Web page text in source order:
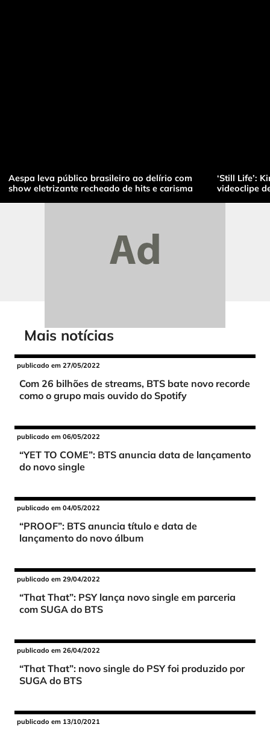
Aespa leva público brasileiro ao delírio com
show eletrizante recheado de hits e carisma
‘Still Life’:
videoclipe
Mais notícias
publicado em 27/05/2022
Com 26 bilhões de streams, BTS bate novo recorde
como o grupo mais ouvido do Spotify
publicado em 06/05/2022
“YET TO COME”: BTS anuncia data de lançamento
do novo single
publicado em 04/05/2022
“PROOF”: BTS anuncia título e data de
lançamento do novo álbum
publicado em 29/04/2022
“That That”: PSY lança novo single em parceria
com SUGA do BTS
publicado em 26/04/2022
“That That”: novo single do PSY foi produzido por
SUGA do BTS
publicado em 13/10/2021